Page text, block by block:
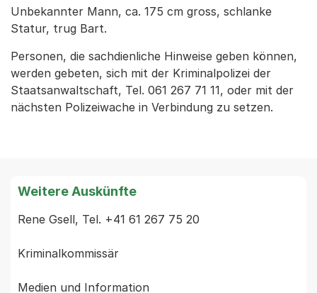
Unbekannter Mann, ca. 175 cm gross, schlanke
Statur, trug Bart.
Personen, die sachdienliche Hinweise geben können,
werden gebeten, sich mit der Kriminalpolizei der
Staatsanwaltschaft, Tel. 061 267 71 11, oder mit der
nächsten Polizeiwache in Verbindung zu setzen.
Weitere Auskünfte
Rene Gsell, Tel. +41 61 267 75 20
Kriminalkommissär